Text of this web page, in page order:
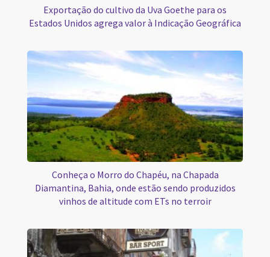
Exportação do cultivo da Uva Goethe para os
Estados Unidos agrega valor à Indicação Geográfica
Conheça o Morro do Chapéu, na Chapada
Diamantina, Bahia, onde estão sendo produzidos
vinhos de altitude com ETs no terroir